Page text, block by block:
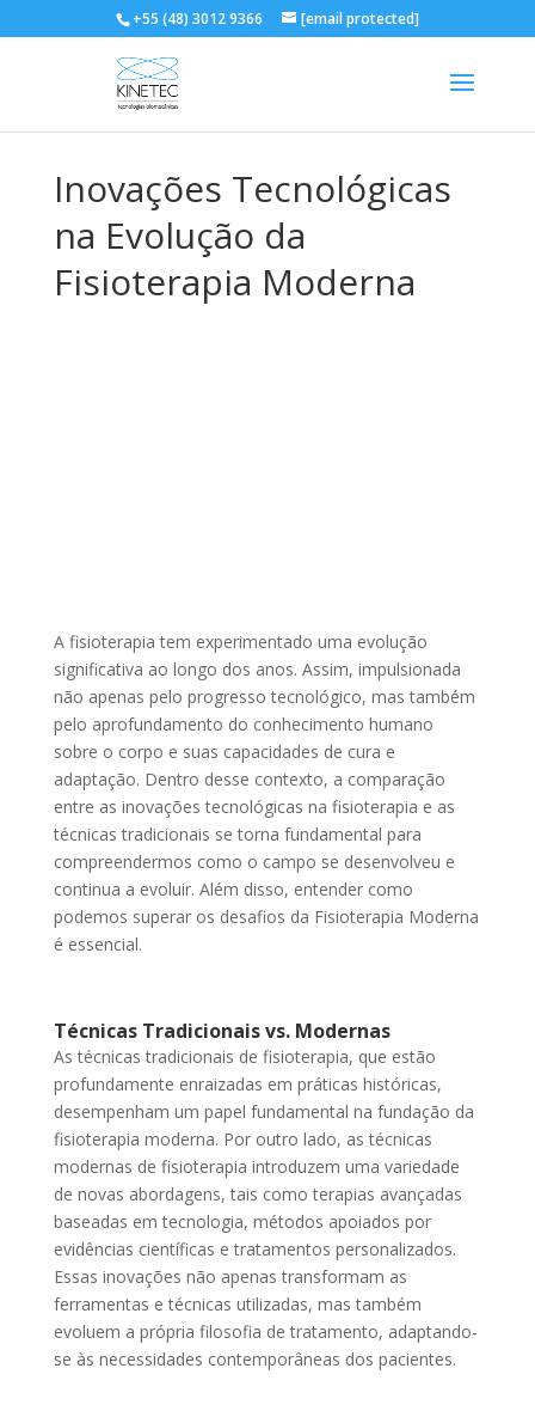
+55 (48) 3012 9366 [email protected]
Inovações Tecnológicas
na Evolução da
Fisioterapia Moderna
A fisioterapia tem experimentado uma evolução
significativa ao longo dos anos. Assim, impulsionada
não apenas pelo progresso tecnológico, mas também
pelo aprofundamento do conhecimento humano
sobre o corpo e suas capacidades de cura e
adaptação. Dentro desse contexto, a comparação
entre as inovações tecnológicas na fisioterapia e as
técnicas tradicionais se torna fundamental para
compreendermos como o campo se desenvolveu e
continua a evoluir. Além disso, entender como
podemos superar os desafios da Fisioterapia Moderna
é essencial.
Técnicas Tradicionais vs. Modernas
As técnicas tradicionais de fisioterapia, que estão
profundamente enraizadas em práticas históricas,
desempenham um papel fundamental na fundação da
fisioterapia moderna. Por outro lado, as técnicas
modernas de fisioterapia introduzem uma variedade
de novas abordagens, tais como terapias avançadas
baseadas em tecnologia, métodos apoiados por
evidências científicas e tratamentos personalizados.
Essas inovações não apenas transformam as
ferramentas e técnicas utilizadas, mas também
evoluem a própria filosofia de tratamento, adaptando-
se às necessidades contemporâneas dos pacientes.